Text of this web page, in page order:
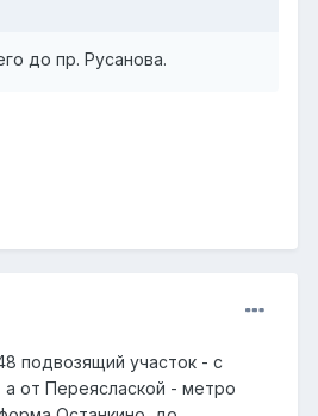
до пр. Русанова.
подвозящий участок - с
от Переяслаской - метро